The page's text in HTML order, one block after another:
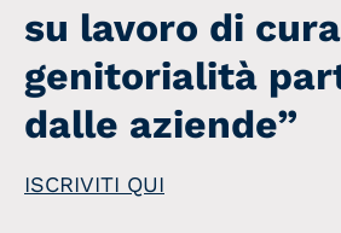
su lavoro di
genitorialità
dalle aziende”
ISCRIVITI QUI